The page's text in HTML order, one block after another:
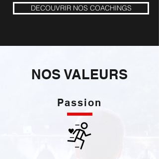
DECOUVRIR NOS COACHINGS
NOS VALEURS
Passion